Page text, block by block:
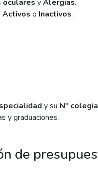
yAlergias.
Activos o Inactivos.
y su Nº
y graduaciones.
de